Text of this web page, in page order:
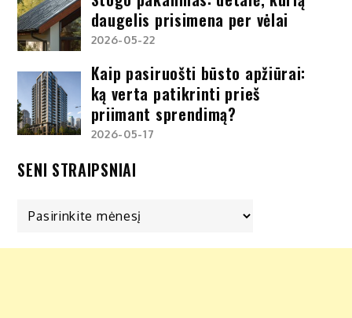
daugelis prisimena per vėlai
2026-05-22
Kaip pasiruošti būsto apžiūrai:
ką verta patikrinti prieš
priimant sprendimą?
2026-05-17
SENI STRAIPSNIAI